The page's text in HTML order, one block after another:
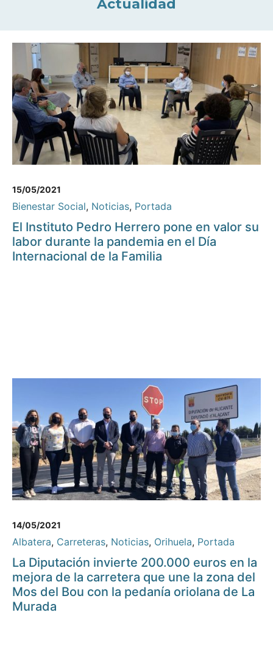
Actualidad
15/05/2021
Bienestar Social, Noticias, Portada
El Instituto Pedro Herrero pone en valor su
labor durante la pandemia en el Día
Internacional de la Familia
14/05/2021
Albatera, Carreteras, Noticias, Orihuela, Portada
La Diputación invierte 200.000 euros en la
mejora de la carretera que une la zona del
Mos del Bou con la pedanía oriolana de La
Murada